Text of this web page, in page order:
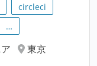
circleci
…
東京